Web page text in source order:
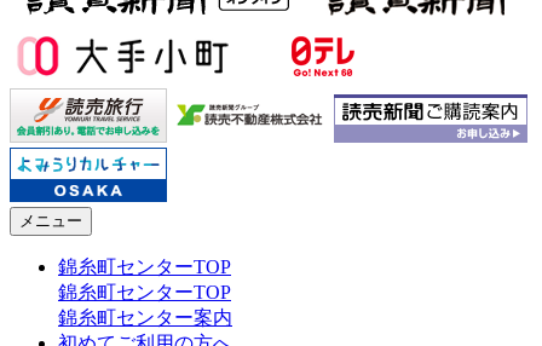
メニュー
錦糸町センターTOP
錦糸町センターTOP
錦糸町センター案内